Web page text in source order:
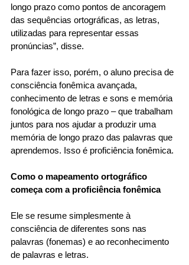
longo prazo como pontos de ancoragem
das sequências ortográficas, as letras,
utilizadas para representar essas
pronúncias”, disse.
Para fazer isso, porém, o aluno precisa de
consciência fonêmica avançada,
conhecimento de letras e sons e memória
fonológica de longo prazo – que trabalham
juntos para nos ajudar a produzir uma
memória de longo prazo das palavras que
aprendemos. Isso é proficiência fonêmica.
Como o mapeamento ortográfico
começa com a proficiência fonêmica
Ele se resume simplesmente à
consciência de diferentes sons nas
palavras (fonemas) e ao reconhecimento
de palavras e letras.